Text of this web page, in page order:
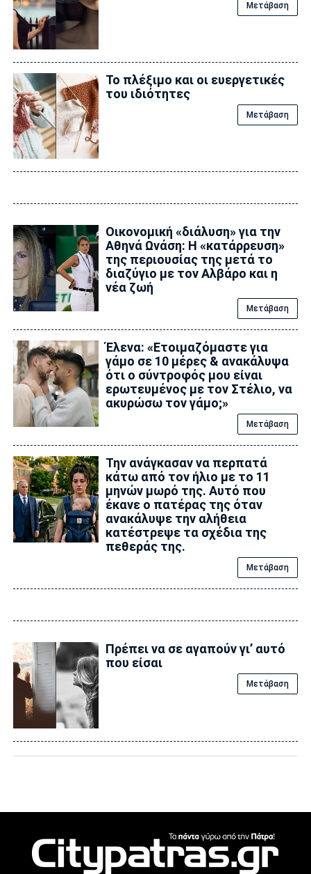
Μετάβαση
Το πλέξιμο και οι ευεργετικές
του ιδιότητες
Μετάβαση
Οικονομική «διάλυση» για την
Αθηνά Ωνάση: Η «κατάρρευση»
της περιουσίας της μετά το
διαζύγιο με τον Αλβάρο και η
νέα ζωή
Μετάβαση
Έλενα: «Ετοιμαζόμαστε για
γάμο σε 10 μέρες & ανακάλυψα
ότι ο σύντροφός μου είναι
ερωτευμένος με τον Στέλιο, να
ακυρώσω τον γάμο;»
Μετάβαση
Την ανάγκασαν να περπατά
κάτω από τον ήλιο με το 11
μηνών μωρό της. Αυτό που
έκανε ο πατέρας της όταν
ανακάλυψε την αλήθεια
κατέστρεψε τα σχέδια της
πεθεράς της.
Μετάβαση
Πρέπει να σε αγαπούν γι’ αυτό
που είσαι
Μετάβαση